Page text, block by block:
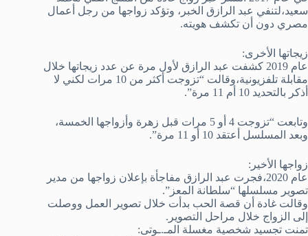
سعيد،لتنفي عبد الرازق الخبر، وتؤكد زواجها من رجل أعمال
مصري دون أن تكشف هويته.
زيجاتها الأخرى:
عام 2019 كشفت عبد الرازق لأول مرة عن عدد زيجاتها خلال
مقابلة تلفزيونية،وقالت “تزوجت أكثر من 10 مرات لكني لا
أذكر بالتحديد 10 أم 11 مرة”.
وتابعت “تزوجت 4 أو 5 مرات قبل زهرة وأزواجها الخمسة،
وبعد المسلسل أعتقد 10 أو 11 مرة”.
زواجها الأخير:
عام 2020،فجرت عبد الرازق مفاجأة بإعلان زواجها من مدير
تصوير مسلسلها “سلطانة المعز”.
وقالت غادة أن قصة الحب بدأت خلال تصوير العمل ووصلت
إلى الزواج خلال مراحل التصوير.
تمنت تجسيد شخصية مغسلة المـ.ـوتى: